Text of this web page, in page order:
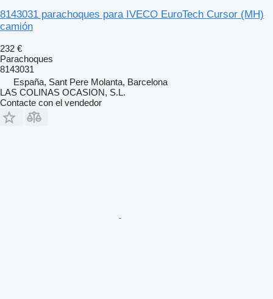
8143031 parachoques para IVECO EuroTech Cursor (MH)
camión
232 €
Parachoques
8143031
España, Sant Pere Molanta, Barcelona
LAS COLINAS OCASION, S.L.
Contacte con el vendedor